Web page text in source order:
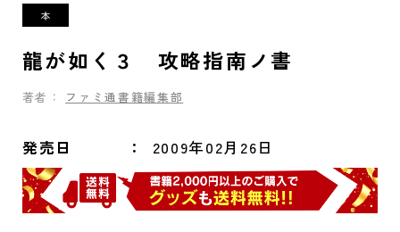
龍が如く３ 攻略指南ノ書
著者： ファミ通書籍編集部
発売日 2009年02月26日